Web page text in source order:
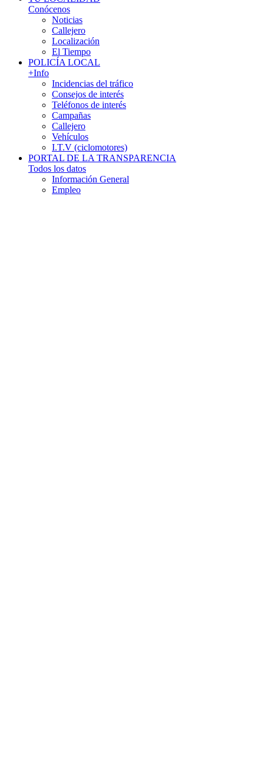
Conócenos
Noticias
Callejero
Localización
El Tiempo
POLICÍA LOCAL
+Info
Incidencias del tráfico
Consejos de interés
Teléfonos de interés
Campañas
Callejero
Vehículos
I.T.V (ciclomotores)
PORTAL DE LA TRANSPARENCIA
Todos los datos
Información General
Empleo